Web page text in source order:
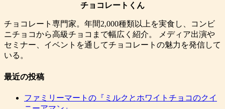
チョコレートくん